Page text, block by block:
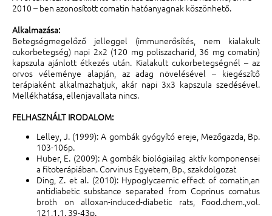
2010 – ben azonosított comatin hatóanyagnak köszönhető.
Alkalmazása:
Betegségmegelőző jelleggel (immunerősítés, nem kialakult
cukorbetegség) napi 2x2 (120 mg poliszacharid, 36 mg comatin)
kapszula ajánlott étkezés után. Kialakult cukorbetegségnél – az
orvos véleménye alapján, az adag növelésével – kiegészítő
terápiaként alkalmazhatjuk, akár napi 3x3 kapszula szedésével.
Mellékhatása, ellenjavallata nincs.
FELHASZNÁLT IRODALOM:
Lelley, J. (1999): A gombák gyógyító ereje, Mezőgazda, Bp.
103-106p.
Huber, E. (2009): A gombák biológiailag aktív komponensei
a fitoterápiában. Corvinus Egyetem, Bp., szakdolgozat
Ding, Z. et al. (2010): Hypoglycaemic effect of comatin,an
antidiabetic substance separated from Coprinus comatus
broth on alloxan-induced-diabetic rats, Food.chem.,vol.
121,1.1. 39-43p.